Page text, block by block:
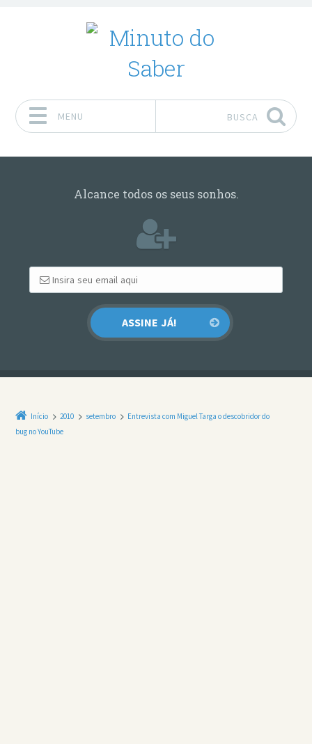
MENU BUSCA
Alcance todos os seus sonhos.
Início 2010 setembro
Entrevista com Miguel Targa o descobridor do
bug no YouTube